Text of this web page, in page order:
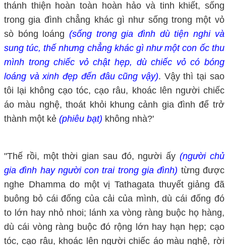
thánh thiện hoàn toàn hoàn hảo và tinh khiết, sống
trong gia đình chẳng khác gì như sống trong một vỏ
sò bóng loáng(sống trong gia đình dù tiện nghi và
sung túc, thế nhưng chẳng khác gì như một con ốc thu
mình trong chiếc vỏchật hẹp, dù chiếc vỏcó bóng
loáng và xinh đẹp đến đâu cũng vậy). Vậy thì tại sao
tôi lại không cạo tóc, cạo râu, khoác lên người chiếc
áo màu nghệ, thoát khỏi khung cảnh gia đình để trở
thành một kẻ (phiêu bạt) không nhà?'
"Thế rồi, một thời gian sau đó, người ấy(người chủ
gia đình hay người con trai trong gia đình) từng được
nghe Dhamma do một vị Tathagata thuyết giảng đã
buông bỏ cái đống của cải của mình, dù cái đống đó
to lớn hay nhỏ nhoi; lánh xa vòng ràng buộc họ hàng,
dù cái vòng ràng buộc đó rộng lớn hay hạn hẹp; cạo
tóc, cạo râu, khoác lên người chiếc áo màu nghệ, rời